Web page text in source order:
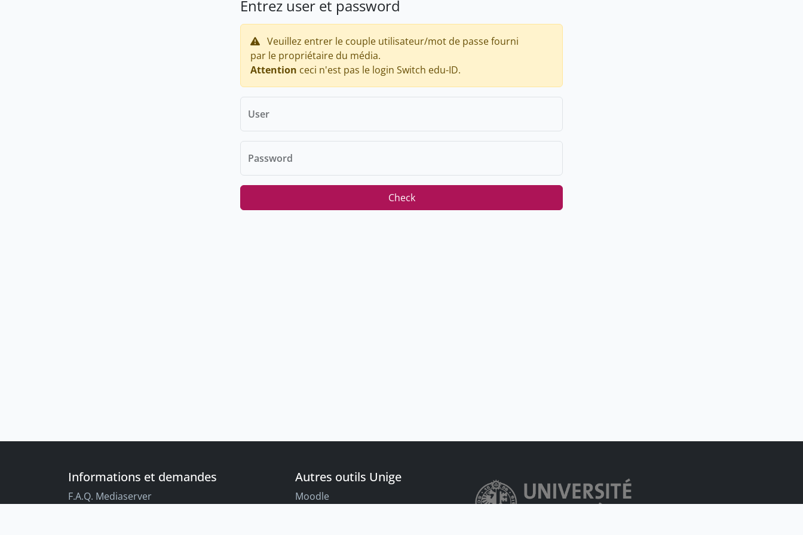
Entrez user et password
Veuillez entrer le couple utilisateur/mot de passe fourni
par le propriétaire du média.
Attention ceci n'est pas le login Switch edu-ID.
User
Password
Check
Informations et demandes
F.A.Q. Mediaserver
Autres outils Unige
Moodle